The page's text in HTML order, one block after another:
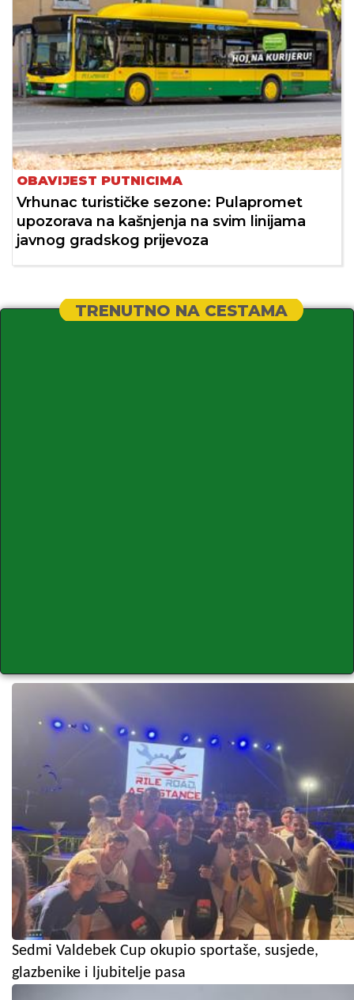
OBAVIJEST PUTNICIMA
Vrhunac turističke sezone: Pulapromet
upozorava na kašnjenja na svim linijama
javnog gradskog prijevoza
TRENUTNO NA CESTAMA
Sedmi Valdebek Cup okupio sportaše, susjede,
glazbenike i ljubitelje pasa